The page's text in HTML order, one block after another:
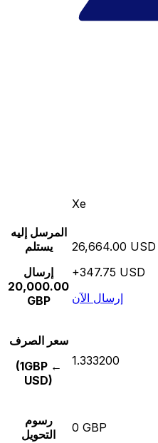
Xe
المرسل إليه
يستلم
إرسال
20,000.00
GBP
26,664.00 USD
+347.75 USD
إرسال الآن
سعر الصرف
(1GBP ←
USD)
1.333200
رسوم
التحويل
0 GBP